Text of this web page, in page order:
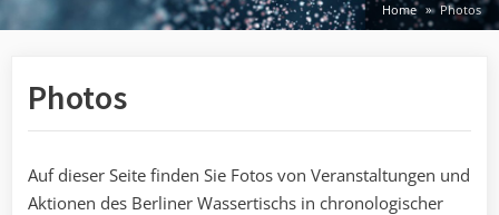
Home Photos
Photos
Auf dieser Seite finden Sie Fotos von Veranstaltungen und
Aktionen des Berliner Wassertischs in chronologischer